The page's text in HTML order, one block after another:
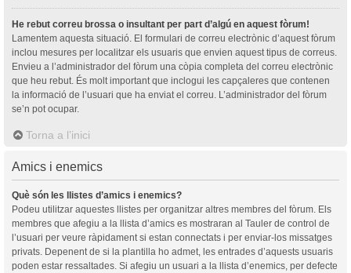
He rebut correu brossa o insultant per part d’algú en aquest fòrum!
Lamentem aquesta situació. El formulari de correu electrònic d’aquest fòrum
inclou mesures per localitzar els usuaris que envien aquest tipus de correus.
Envieu a l’administrador del fòrum una còpia completa del correu electrònic
que heu rebut. És molt important que inclogui les capçaleres que contenen
la informació de l’usuari que ha enviat el correu. L’administrador del fòrum
se’n pot ocupar.
Torna a l’inici
Amics i enemics
Què són les llistes d’amics i enemics?
Podeu utilitzar aquestes llistes per organitzar altres membres del fòrum. Els
membres que afegiu a la llista d’amics es mostraran al Tauler de control de
l’usuari per veure ràpidament si estan connectats i per enviar-los missatges
privats. Depenent de si la plantilla ho admet, les entrades d’aquests usuaris
poden estar ressaltades. Si afegiu un usuari a la llista d’enemics, per defecte